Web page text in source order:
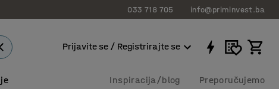
033 718 705 info@priminvest.ba
Prijavite se / Registrirajte se
Inspiracija/blog Preporučujemo